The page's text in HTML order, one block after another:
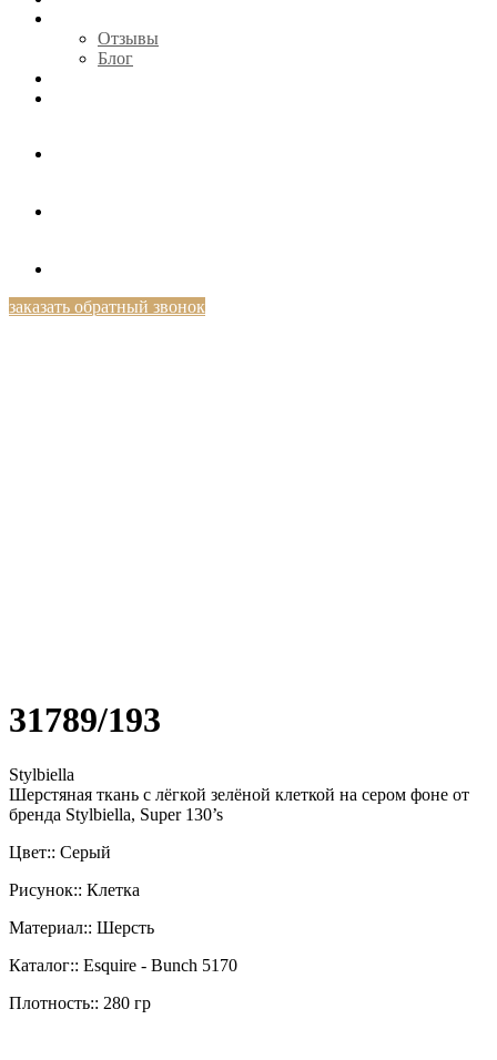
Отзывы
Блог
заказать обратный звонок
31789/193
Stylbiella
Шерстяная ткань с лёгкой зелёной клеткой на сером фоне от
бренда Stylbiella, Super 130’s
Цвет:: Серый
Рисунок:: Клетка
Материал:: Шерсть
Каталог:: Esquire - Bunch 5170
Плотность:: 280 гр